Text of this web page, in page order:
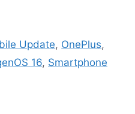
Update, OnePlus,
16, Smartphone